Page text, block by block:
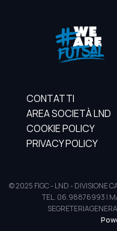
CONTATTI
AREA SOCIETÀ LND
COOKIE POLICY
PRIVACY POLICY
© 2025 FIGC - LND - DIVISIONE
TEL. 06.98876993 |